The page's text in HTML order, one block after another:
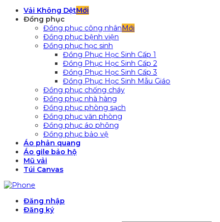
Vải Không Dệt
Đồng phục
Đồng phục công nhân
Đồng phục bệnh viện
Đồng phục học sinh
Đồng Phục Học Sinh Cấp 1
Đồng Phục Học Sinh Cấp 2
Đồng Phục Học Sinh Cấp 3
Đồng Phục Học Sinh Mẫu Giáo
Đồng phục chống cháy
Đồng phục nhà hàng
Đồng phục phòng sạch
Đồng phục văn phòng
Đồng phục áo phông
Đồng phục bảo vệ
Áo phản quang
Áo gile bảo hộ
Mũ vải
Túi Canvas
Đăng nhập
Đăng ký